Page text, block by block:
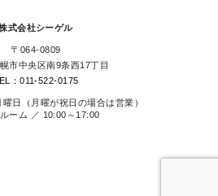
式会社シーゲル
〒064-0809
市中央区南9条西17丁目
：011-522-0175
日（月曜が祝日の場合は営業）
ーム ／ 10:00～17:00